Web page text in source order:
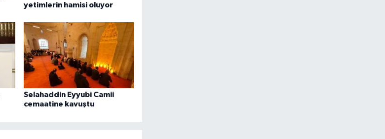
yetimlerin hamisi oluyor
Selahaddin Eyyubi Camii
cemaatine kavuştu